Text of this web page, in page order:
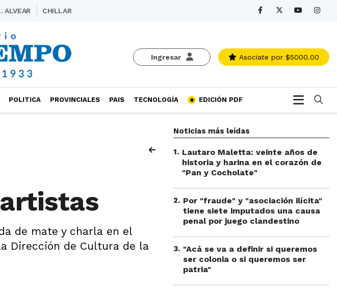
ALVEAR CHILLAR
Ingresar Asociate por $5000.00
POLITICA PROVINCIALES PAIS TECNOLOGÍA EDICIÓN PDF
de mate y charla en el
Dirección de Cultura de la
Noticias más leídas
1. Lautaro Maletta: veinte años de
historia y harina en el corazón de
"Pan y Cocholate"
2. Por "fraude" y "asociación ilícita"
tiene siete imputados una causa
penal por juego clandestino
3. "Acá se va a definir si queremos
ser colonia o si queremos ser
patria"